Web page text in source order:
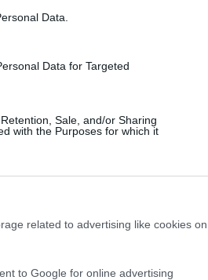
Data.
Data for Targeted
Sale, and/or Sharing
with the Purposes for which it
related to advertising like cookies on
to Google for online advertising